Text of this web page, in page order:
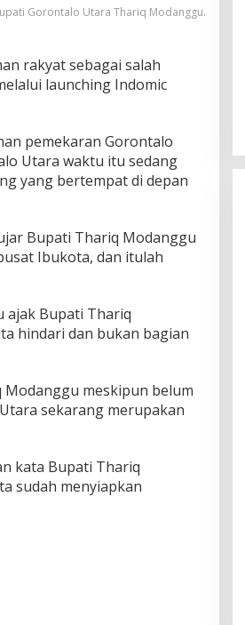
Gorontalo Utara Thariq Modanggu.
rakyat sebagai salah
launching Indomic
pemekaran Gorontalo
Utara waktu itu sedang
yang bertempat di depan
Bupati Thariq Modanggu
Ibukota, dan itulah
ajak Bupati Thariq
hindari dan bukan bagian
meskipun belum
sekarang merupakan
kata Bupati Thariq
sudah menyiapkan